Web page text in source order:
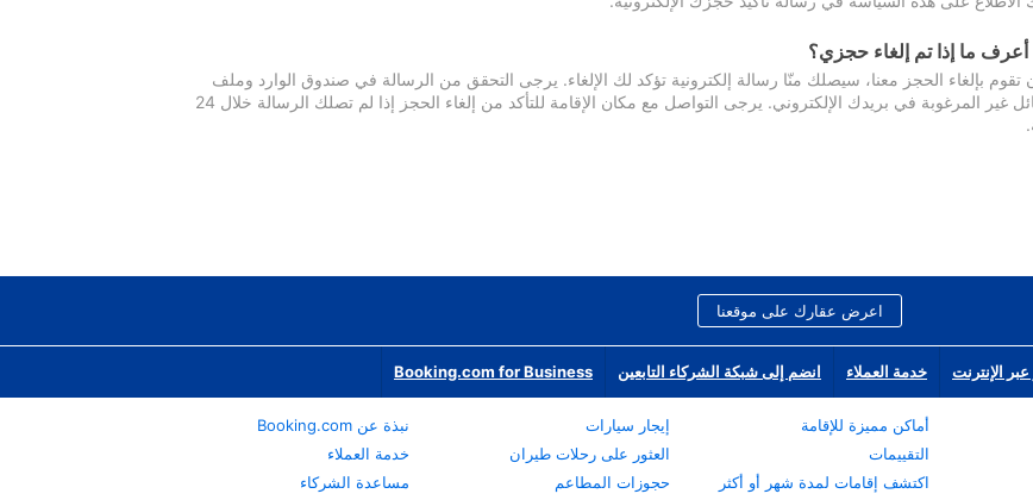
ما إذا تم إلغاء حجزي؟
تقوم بإلغاء الحجز معنا، سيصلك منّا رسالة إلكترونية تؤكد لك الإلغاء. يرجى التحقق من الرسالة في صندوق الوارد وملف
الرسائل غير المرغوبة في بريدك الإلكتروني. يرجى التواصل مع مكان الإقامة للتأكد من إلغاء الحجز إذا لم تصلك الرسالة خلال 24
اعرض عقارك على موقعنا
الإنترنت خدمة العملاء انضم إلى شبكة الشركاء التابعين Booking.com for Business
أماكن مميزة للإقامة
التقييمات
اكتشف إقامات لمدة شهر أو أكثر
إيجار سيارات
العثور على رحلات طيران
حجوزات المطاعم
نبذة عن Booking.com
خدمة العملاء
مساعدة الشركاء